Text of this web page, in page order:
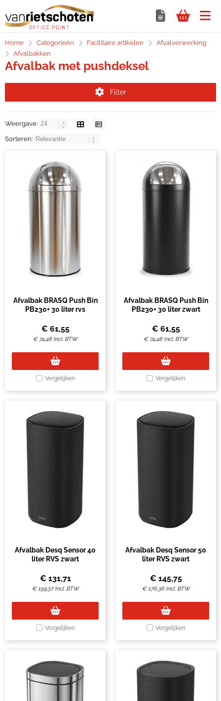
Home Categorieën Facilitaire artikelen
Afvalverwerking
Afvalbakken
Afvalbak met pushdeksel
Filter
Weergave:
Sorteren:
Afvalbak BRASQ Push Bin
PB230+ 30 liter rvs
€ 61,55
€ 74,48 Incl. BTW
Vergelijken
Afvalbak BRASQ Push Bin
PB230+ 30 liter zwart
€ 61,55
€ 74,48 Incl. BTW
Vergelijken
Afvalbak Desq Sensor 40
liter RVS zwart
€ 131,71
€159,37 Incl. BTW
Vergelijken
Afvalbak Desq Sensor 50
liter RVS zwart
€ 145,75
€176,36 Incl. BTW
Vergelijken